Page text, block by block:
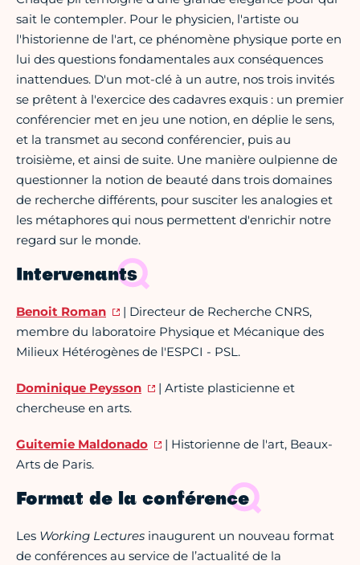
sait le contempler. Pour le physicien, l'artiste ou
l'historienne de l'art, ce phénomène physique porte en
lui des questions fondamentales aux conséquences
inattendues. D'un mot-clé à un autre, nos trois invités
se prêtent à l'exercice des cadavres exquis : un premier
conférencier met en jeu une notion, en déplie le sens,
et la transmet au second conférencier, puis au
troisième, et ainsi de suite. Une manière oulpienne de
questionner la notion de beauté dans trois domaines
de recherche différents, pour susciter les analogies et
les métaphores qui nous permettent d'enrichir notre
regard sur le monde.
Intervenants
Benoit Roman
| Directeur de Recherche CNRS,
membre du laboratoire Physique et Mécanique des
Milieux Hétérogènes de l'ESPCI - PSL.
Dominique Peysson
| Artiste plasticienne et
chercheuse en arts.
Guitemie Maldonado
| Historienne de l'art, Beaux-
Arts de Paris.
Format de la conférence
Les Working Lectures inaugurent un nouveau format
de conférences au service de l’actualité de la